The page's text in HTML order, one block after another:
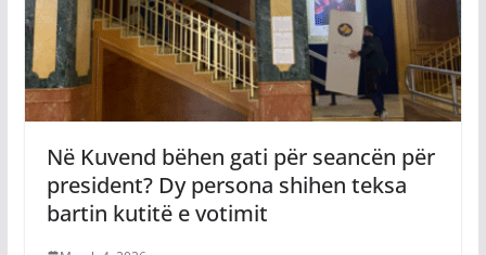
Në Kuvend bëhen gati për seancën për
president? Dy persona shihen teksa
bartin kutitë e votimit